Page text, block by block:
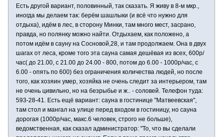
Есть другой вариант, половинный, так сказать. Я живу в 8-м мкр.,
иногда мы делаем так: берём шашлыки (и всё что нужно для
отдыха), идём в лес, в сторону Минки, там много мест, засрано,
правда, но полянку можно найти. Отдыхаем, как положено, а
потом идём в сауну на Сосновой,28, и там продолжаем. Она в двух
шагах от леса, кроме того эта сауна самая дешёвая из всех, 600р/
час( до 21.00, с 21.00 до 24.00 - 800, потом до 6.00 - 1000р/час, с
6.00 - опять по 600) без ограничения количества людей, но после
того, как хозяин умер, хозяйка не очень следит за интерьером, там
не очень цивильно, но на безрыбье и ж.. - соловей. Телефон туда:
593-28-41. Есть ещё вариант: сауна в гостинице "Матвеевская",
там стол и мангал на улице перед входом в гостиницу, но сауна
дорогая (1000р/час, макс.6 человек, строго не больше),
ведомственная, как сказал администратор: "То, что вы сделали